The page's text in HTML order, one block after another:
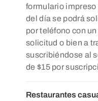
formulario impreso
del día se podrá
por teléfono con
solicitud o bien a
suscribiéndose al
de $15 por
Restaurantes